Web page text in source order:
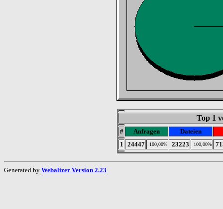
Top 1
# Anfragen
Dateien
1
24447 100,00% 23223 100,00%
Generated by Webalizer Version 2.23